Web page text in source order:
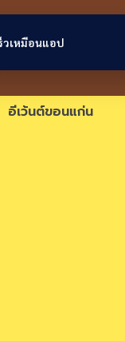
ขอนแก่นลิงก์
อีเว้นต์ขอนแก่น
วเหมือนแอป